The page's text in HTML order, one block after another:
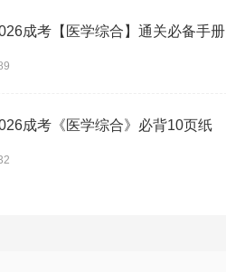
成考【医学综合】通关必备手册
成考《医学综合》必背10页纸